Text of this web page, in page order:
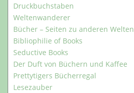
Druckbuchstaben
Weltenwanderer
Bücher – Seiten zu anderen Welten
Bibliophilie of Books
Seductive Books
Der Duft von Büchern und Kaffee
Prettytigers Bücherregal
Lesezauber